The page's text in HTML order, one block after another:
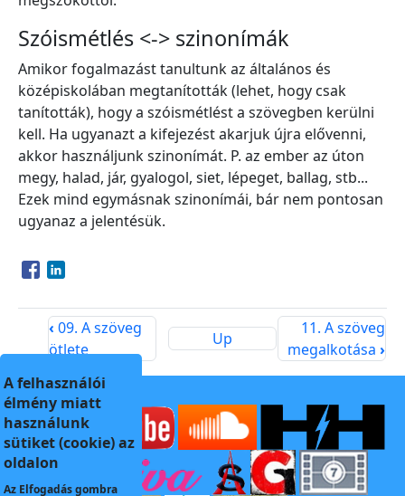
Szóismétlés <-> szinonímák
Amikor fogalmazást tanultunk az általános és
középiskolában megtanították (lehet, hogy csak
tanították), hogy a szóismétlést a szövegben kerülni
kell. Ha ugyanazt a kifejezést akarjuk újra elővenni,
akkor használjunk szinonímát. P. az ember az úton
megy, halad, jár, gyalogol, siet, lépeget, ballag, stb...
Ezek mind egymásnak szinonímái, bár nem pontosan
ugyanaz a jelentésük.
Opens in a new window
Opens in a new window
‹ 09. A szöveg
ötlete
Up
11. A szöveg
megalkotása›
A felhasználói
élmény miatt
használunk
sütiket (cookie) az
oldalon
Az Elfogadásgombra